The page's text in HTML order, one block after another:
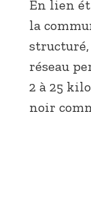
En lien
la
réseau
2 à 25
noir